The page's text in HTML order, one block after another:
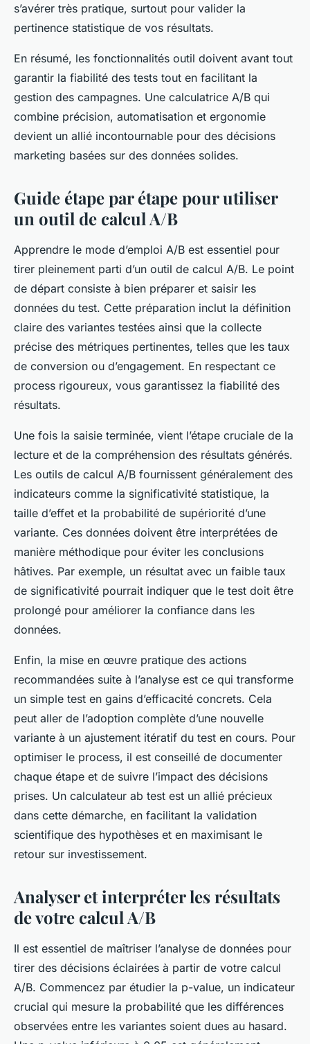
s’avérer très pratique, surtout pour valider la
pertinence statistique de vos résultats.
En résumé, les fonctionnalités outil doivent avant tout
garantir la fiabilité des tests tout en facilitant la
gestion des campagnes. Une calculatrice A/B qui
combine précision, automatisation et ergonomie
devient un allié incontournable pour des décisions
marketing basées sur des données solides.
Guide étape par étape pour utiliser
un outil de calcul A/B
Apprendre le mode d’emploi A/B est essentiel pour
tirer pleinement parti d’un outil de calcul A/B. Le point
de départ consiste à bien préparer et saisir les
données du test. Cette préparation inclut la définition
claire des variantes testées ainsi que la collecte
précise des métriques pertinentes, telles que les taux
de conversion ou d’engagement. En respectant ce
process rigoureux, vous garantissez la fiabilité des
résultats.
Une fois la saisie terminée, vient l’étape cruciale de la
lecture et de la compréhension des résultats générés.
Les outils de calcul A/B fournissent généralement des
indicateurs comme la significativité statistique, la
taille d’effet et la probabilité de supériorité d’une
variante. Ces données doivent être interprétées de
manière méthodique pour éviter les conclusions
hâtives. Par exemple, un résultat avec un faible taux
de significativité pourrait indiquer que le test doit être
prolongé pour améliorer la confiance dans les
données.
Enfin, la mise en œuvre pratique des actions
recommandées suite à l’analyse est ce qui transforme
un simple test en gains d’efficacité concrets. Cela
peut aller de l’adoption complète d’une nouvelle
variante à un ajustement itératif du test en cours. Pour
optimiser le process, il est conseillé de documenter
chaque étape et de suivre l’impact des décisions
prises. Un calculateur ab test est un allié précieux
dans cette démarche, en facilitant la validation
scientifique des hypothèses et en maximisant le
retour sur investissement.
Analyser et interpréter les résultats
de votre calcul A/B
Il est essentiel de maîtriser l’analyse de données pour
tirer des décisions éclairées à partir de votre calcul
A/B. Commencez par étudier la p-value, un indicateur
crucial qui mesure la probabilité que les différences
observées entre les variantes soient dues au hasard.